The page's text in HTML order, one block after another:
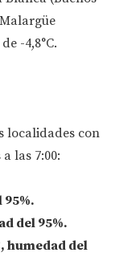
-4,8°C.
localidades con
las 7:00:
95%.
del 95%.
humedad del